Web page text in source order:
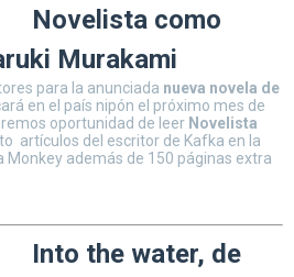
Novelista como
Murakami
para la anunciada nueva novela de
en el país nipón el próximo mes de
oportunidad de leer Novelista
artículos del escritor de Kafka en la
Monkey además de 150 páginas extra
Into the water, de